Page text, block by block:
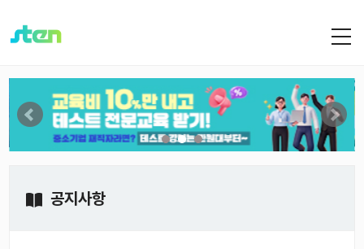
공지사항